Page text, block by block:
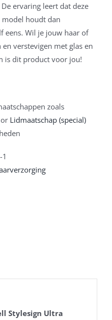
ervaring leert dat deze
houdt dan
eens. Wil je jouw haar of
verstevigen met glas en
is dit product voor jou!
zoals
or Lidmaatschap (special)
Stylesign Ultra